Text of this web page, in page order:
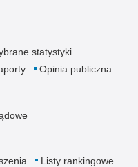
statystyki
Opinia publiczna
Listy rankingowe